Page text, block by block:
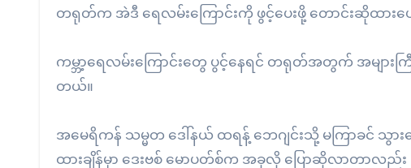
တရုတ်က အဲဒီ ရေလမ်းကြောင်းကို ဖွင့်ပေးဖို့ တောင်းဆိုထာ
ကမ္ဘာ့ရေလမ်းကြောင်းတွေ ပွင့်နေရင် တရုတ်အတွက် အများကြီ
တယ်။
အမေရိကန် သမ္မတ ဒေါ်နယ် ထရန့် ဘေဂျင်းသို့ မကြာခင် သွာ
ထားချိန်မှာ ဒေးဗစ် မောပတ်စ်က အခုလို ပြောဆိုလာတာလည်း